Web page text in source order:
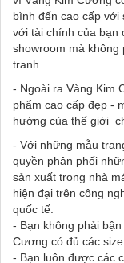
bình đến cao cấp
với tài chính của bạn
showroom mà
tranh.
- Ngoài ra Vàng Kim
phẩm cao cấp đẹp -
hướng của thế giới
- Với những mẫu
quyền phân phối
sản xuất trong nhà
hiện đại trên công
quốc tế.
- Bạn không phải
Cương có đủ các
- Bạn luôn được các